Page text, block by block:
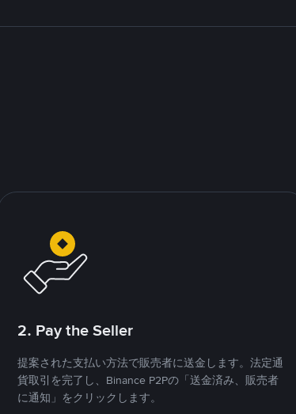
2. Pay the Seller
提案された支払い方法で販売者に送金します。法定通
貨取引を完了し、Binance P2Pの「送金済み、販売者
に通知」をクリックします。